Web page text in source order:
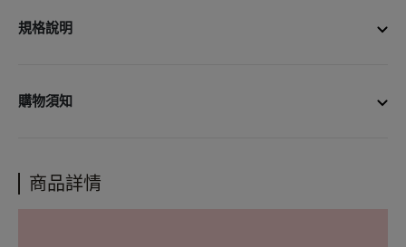
規格說明
商品尺寸：直徑12cm
商品產地：中國
＊包裝內6款皆不同顏色
購物須知
• 更多購物資訊，請參閱以下說明
購物說明
商品詳情